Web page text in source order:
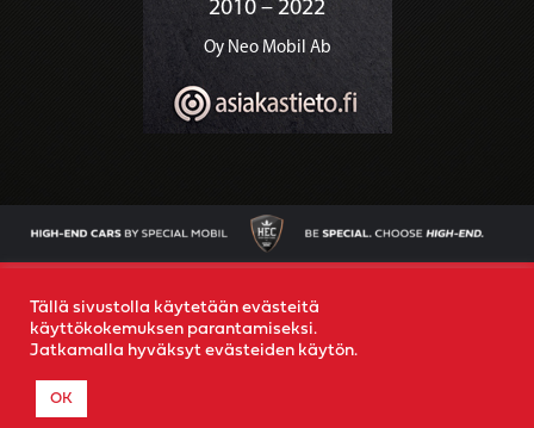
AJONEUVOT OSTAMME AUTOSI
© 2022
Tällä sivustolla käytetään evästeitä
käyttökokemuksen parantamiseksi.
Jatkamalla hyväksyt evästeiden käytön.
OK